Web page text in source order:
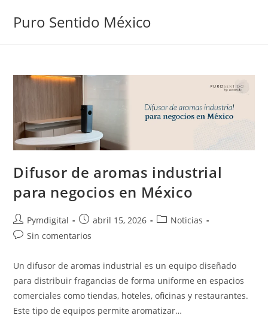
Puro Sentido México
Difusor de aromas industrial
para negocios en México
Pymdigital abril 15, 2026
Noticias
Sin comentarios
Un difusor de aromas industrial es un equipo diseñado
para distribuir fragancias de forma uniforme en espacios
comerciales como tiendas, hoteles, oficinas y restaurantes.
Este tipo de equipos permite aromatizar…